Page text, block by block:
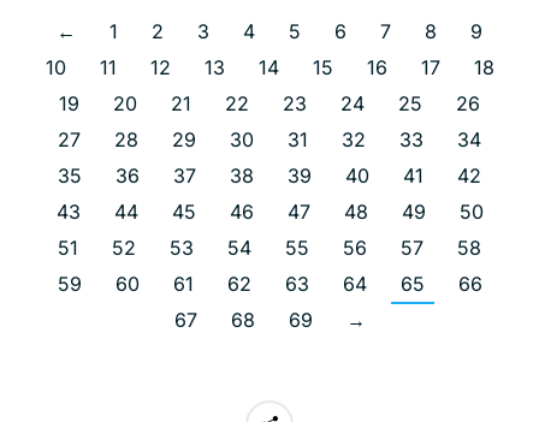
← 1 2 3 4 5 6 7 8
9
10
11 12 13 14 15 16 17
18
19
20 21 22 23 24 25
26
27
28 29 30 31 32 33
34
35
36 37 38 39 40 41
42
43
44 45 46 47 48 49
50
51
52 53 54 55 56 57
58
59
60 61 62 63 64 65
66
67
68 69 →